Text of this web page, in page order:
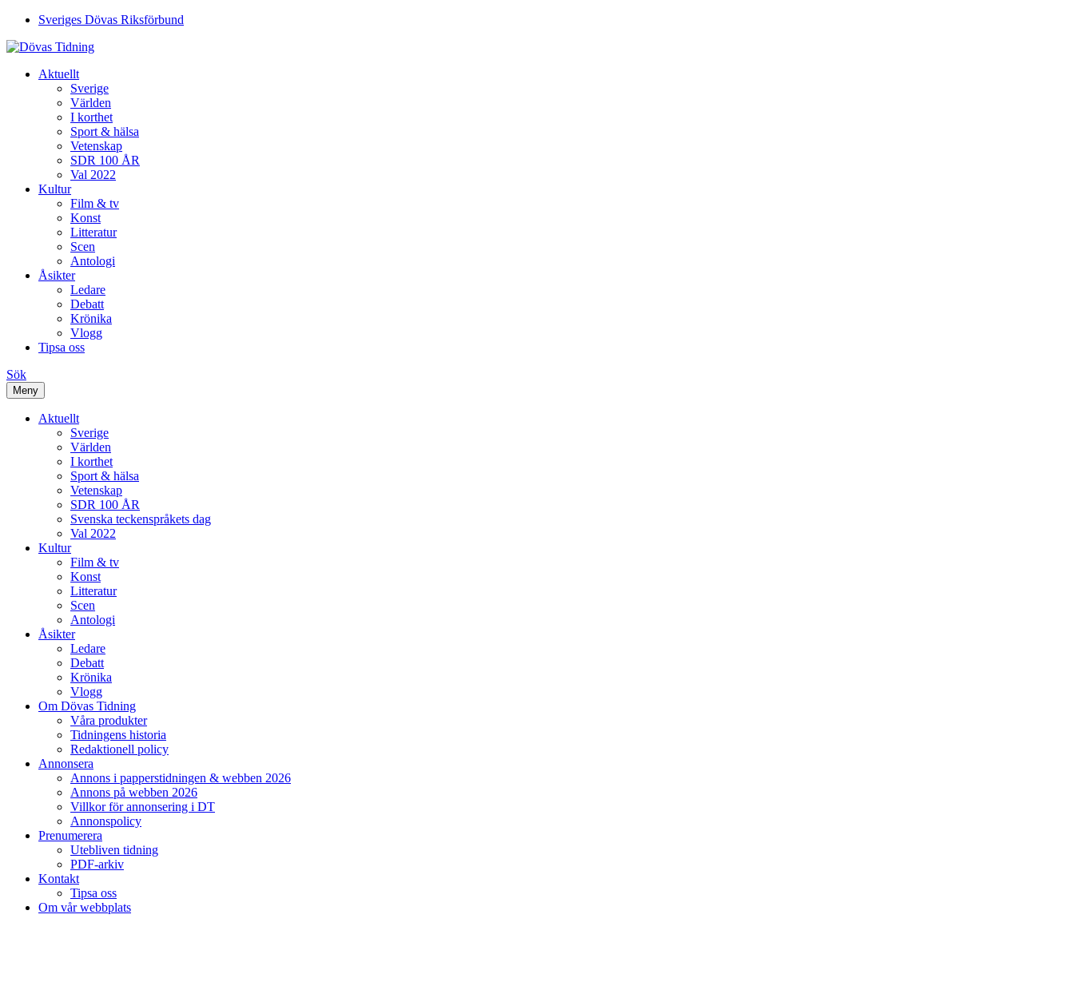
Sveriges Dövas Riksförbund
Aktuellt
Sverige
Världen
I korthet
Sport & hälsa
Vetenskap
SDR 100 ÅR
Val 2022
Kultur
Film & tv
Konst
Litteratur
Scen
Antologi
Åsikter
Ledare
Debatt
Krönika
Vlogg
Tipsa oss
Sök
Meny
Aktuellt
Sverige
Världen
I korthet
Sport & hälsa
Vetenskap
SDR 100 ÅR
Svenska teckenspråkets dag
Val 2022
Kultur
Film & tv
Konst
Litteratur
Scen
Antologi
Åsikter
Ledare
Debatt
Krönika
Vlogg
Om Dövas Tidning
Våra produkter
Tidningens historia
Redaktionell policy
Annonsera
Annons i papperstidningen & webben 2026
Annons på webben 2026
Villkor för annonsering i DT
Annonspolicy
Prenumerera
Utebliven tidning
PDF-arkiv
Kontakt
Tipsa oss
Om vår webbplats